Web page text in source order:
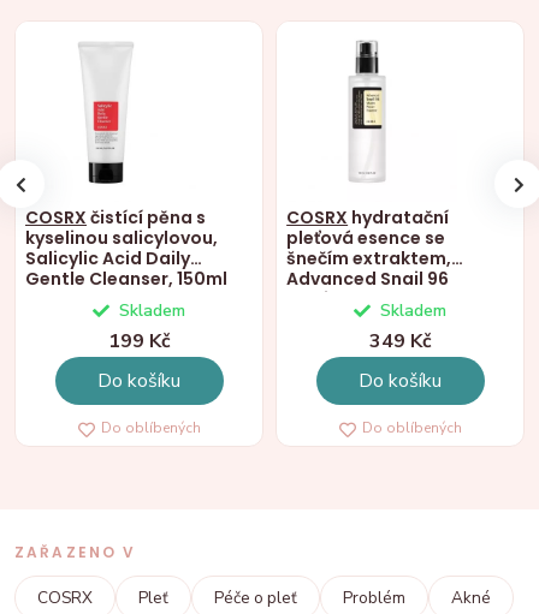
COSRX čistící pěna s
kyselinou salicylovou,
Salicylic Acid Daily
Gentle Cleanser, 150ml
Skladem
199 Kč
Do košíku
Do oblíbených
COSRX hydratační
pleťová esence se
šnečím extraktem,
Advanced Snail 96
Mucin, 100mlSkladem
349 Kč
Do košíku
Do oblíbených
ZAŘAZENO V
COSRX Pleť Péče o pleť Problém
Akné